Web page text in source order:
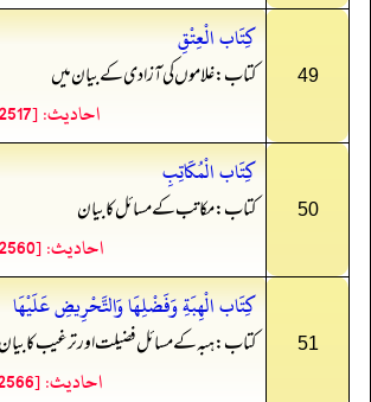
49
كِتَاب الْعِتْقِ
کتاب: غلاموں کی آزادی کے بیان میں
احادیث: [2517سے2559]
50
كِتَاب الْمُكَاتِبِ
کتاب: مکاتب کے مسائل کا بیان
احادیث: [2560سے2565]
51
كِتَاب الْهِبَةِ وَفَضْلِهَا وَالتَّحْرِيضِ عَلَيْهَا
کتاب: ہبہ کےمسائل فضیلت اور ترغیب کا بیان
احادیث: [2566سے2636]